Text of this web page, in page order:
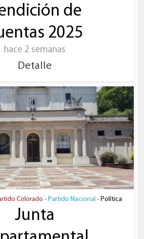
de
2025
hace 2 semanas
Detalle
Colorado • Partido Nacional • Política
Junta